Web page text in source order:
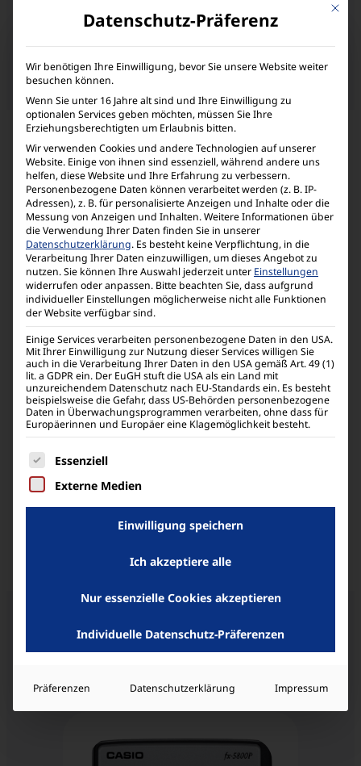
Weitere Informationen
Bedienungsanleitung
anleitung für Ihr Modell? Dann
Ähnliche Produkte
Mit
Datenschutz-Präferenz
Wir benötigen Ihre Einwilligung, bevor Sie unsere Website weiter
besuchen können.
Wenn Sie unter 16 Jahre alt sind und Ihre Einwilligung zu
optionalen Services geben möchten, müssen Sie Ihre
Erziehungsberechtigten um Erlaubnis bitten.
Wir verwenden Cookies und andere Technologien auf unserer
Website. Einige von ihnen sind essenziell, während andere uns
helfen, diese Website und Ihre Erfahrung zu verbessern.
Personenbezogene Daten können verarbeitet werden (z. B. IP-
Adressen), z. B. für personalisierte Anzeigen und Inhalte oder die
Messung von Anzeigen und Inhalten.Weitere Informationen über
die Verwendung Ihrer Daten finden Sie in unserer
Datenschutzerklärung. Es besteht keine Verpflichtung, in die
Verarbeitung Ihrer Daten einzuwilligen, um dieses Angebot zu
nutzen.Sie können Ihre Auswahl jederzeit unter Einstellungen
widerrufen oder anpassen. Bitte beachten Sie, dass aufgrund
individueller Einstellungen möglicherweise nicht alle Funktionen
der Website verfügbar sind.
Einige Services verarbeiten personenbezogene Daten in den USA.
Mit Ihrer Einwilligung zur Nutzung dieser Services willigen Sie
auch in die Verarbeitung Ihrer Daten in den USA gemäß Art. 49 (1)
lit. a GDPR ein. Der EuGH stuft die USA als ein Land mit
unzureichendem Datenschutz nach EU-Standards ein. Es besteht
beispielsweise die Gefahr, dass US-Behörden personenbezogene
Daten in Überwachungsprogrammen verarbeiten, ohne dass für
Europäerinnen und Europäer eine Klagemöglichkeit besteht.
Es folgt eine Liste der Service-Gruppen, für die
Essenziell
Externe Medien
Einwilligung speichern
Ich akzeptiere alle
Nur essenzielle Cookies akzeptieren
Individuelle Datenschutz-Präferenzen
Präferenzen Datenschutzerklärung Impressum